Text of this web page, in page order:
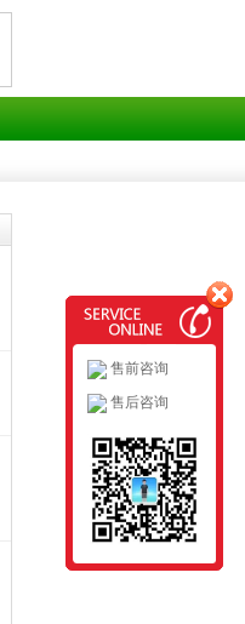
售前咨询
售后咨询